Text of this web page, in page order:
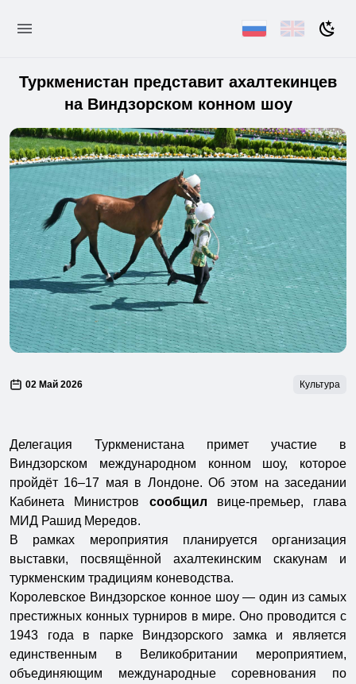
Туркменистан представит ахалтекинцев
на Виндзорском конном шоу
02 Май 2026 Культура
Делегация Туркменистана примет участие в
Виндзорском международном конном шоу, которое
пройдёт 16–17 мая в Лондоне. Об этом на заседании
Кабинета Министров сообщил вице-премьер, глава
МИД Рашид Мередов.
В рамках мероприятия планируется организация
выставки, посвящённой ахалтекинским скакунам и
туркменским традициям коневодства.
Королевское Виндзорское конное шоу — один из самых
престижных конных турниров в мире. Оно проводится с
1943 года в парке Виндзорского замка и является
единственным в Великобритании мероприятием,
объединяющим международные соревнования по